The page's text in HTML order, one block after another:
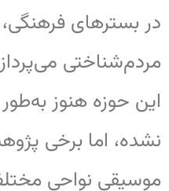
در بسترهای
مردم‌شناختی
این حوزه هنوز
نشده، اما برخی
موسیقی نواحی